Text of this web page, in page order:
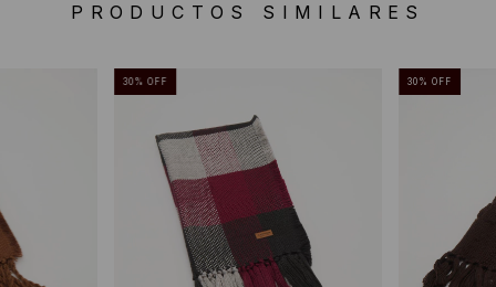
PRODUCTOS SIMILARES
30% OFF 30 %OFF